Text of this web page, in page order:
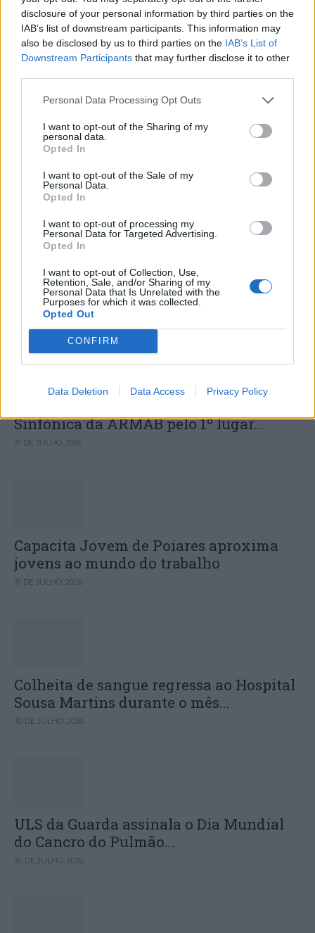
disclosure of your personal information by third parties on the
IAB’s list of downstream participants. This information may
also be disclosed by us to third parties on the IAB’s List of
Downstream Participants that may further disclose it to other
Personal Data Processing Opt Outs
I want to opt-out of the Sharing of my
personal data.
Opted In
I want to opt-out of the Sale of my
Personal Data.
Opted In
I want to opt-out of processing my
Personal Data for Targeted Advertising.
Opted In
I want to opt-out of Collection, Use,
Retention, Sale, and/or Sharing of my
Personal Data that Is Unrelated with the
Purposes for which it was collected.
Opted Out
CONFIRM
Data Deletion Data Access Privacy Policy
Capacita Jovem de Poiares aproxima
jovens ao mundo do trabalho
Colheita de sangue regressa ao
Hospital Sousa Martins durante o mês
DESTAQUES
Sinfónica da ARMAB pelo 1º lugar...
31 DE JULHO, 2026
Capacita Jovem de Poiares aproxima
jovens ao mundo do trabalho
31 DE JULHO, 2026
Colheita de sangue regressa ao Hospital
Sousa Martins durante o mês...
30 DE JULHO, 2026
ULS da Guarda assinala o Dia Mundial
do Cancro do Pulmão...
30 DE JULHO, 2026